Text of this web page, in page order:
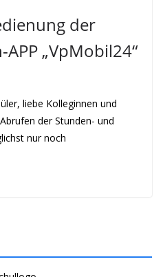
der
„VpMobil24“
liebe Kolleginnen und
der Stunden- und
nur noch